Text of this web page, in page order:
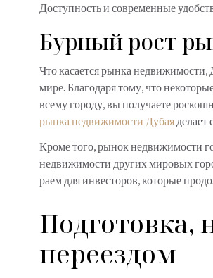
Доступность и современные
Бурный рост
Что касается рынка
мире. Благодаря тому, что
всему городу, вы получаете
рынка недвижимости Дубая
Кроме того, рынок недвижимости
недвижимости других мировых
раем для инвесторов, которые
Подготовка,
переездом